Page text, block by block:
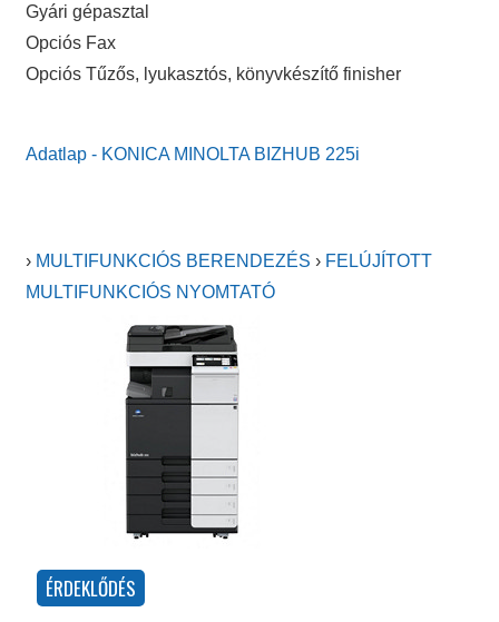
Gyári gépasztal
Opciós Fax
Opciós Tűzős, lyukasztós, könyvkészítő finisher
Adatlap - KONICA MINOLTA BIZHUB 225i
› MULTIFUNKCIÓS BERENDEZÉS › FELÚJÍTOTT
MULTIFUNKCIÓS NYOMTATÓ